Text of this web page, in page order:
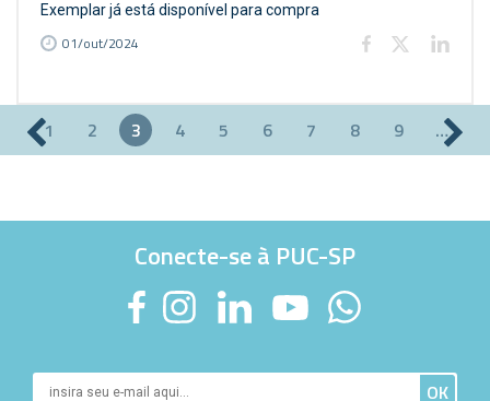
Exemplar já está disponível para compra
01/out/2024
Páginas
1 2 3 4 5 6 7 8 9 …
Conecte-se à PUC-SP